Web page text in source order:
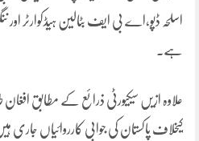
اسلحہ ڈپو،اے بی ایف بٹالین ہیڈکوارٹر اور
ہے۔
علاوہ ازیں سیکیورٹی ذرائع کے مطابق افغان
کیخلاف پاکستان کی جوابی کارروائیاں جاری